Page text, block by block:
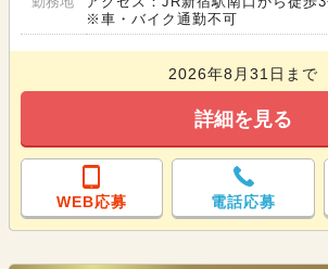
※車・バイク通勤不可
2026年8月31日まで
詳細を見る
WEB応募 電話応募